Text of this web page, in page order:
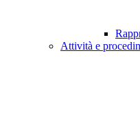
Attività e